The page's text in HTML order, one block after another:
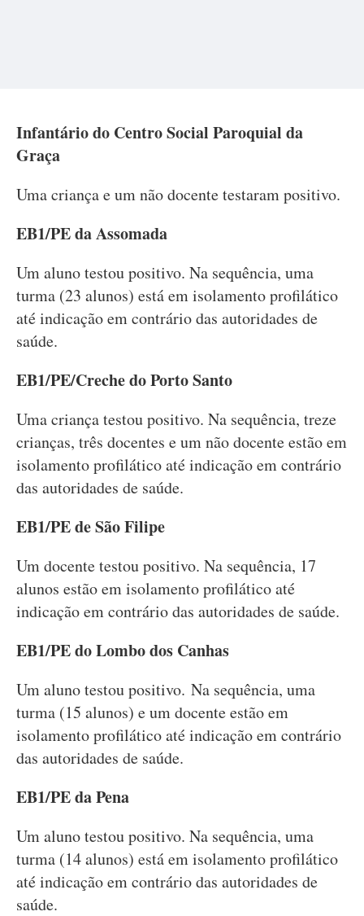
Infantário do Centro Social Paroquial da
Graça
Uma criança e um não docente testaram positivo.
EB1/PE da Assomada
Um aluno testou positivo. Na sequência, uma
turma (23 alunos) está em isolamento profilático
até indicação em contrário das autoridades de
saúde.
EB1/PE/Creche do Porto Santo
Uma criança testou positivo. Na sequência, treze
crianças, três docentes e um não docente estão em
isolamento profilático até indicação em contrário
das autoridades de saúde.
EB1/PE de São Filipe
Um docente testou positivo. Na sequência, 17
alunos estão em isolamento profilático até
indicação em contrário das autoridades de saúde.
EB1/PE do Lombo dos Canhas
Um aluno testou positivo. Na sequência, uma
turma (15 alunos) e um docente estão em
isolamento profilático até indicação em contrário
das autoridades de saúde.
EB1/PE da Pena
Um aluno testou positivo. Na sequência, uma
turma (14 alunos) está em isolamento profilático
até indicação em contrário das autoridades de
saúde.